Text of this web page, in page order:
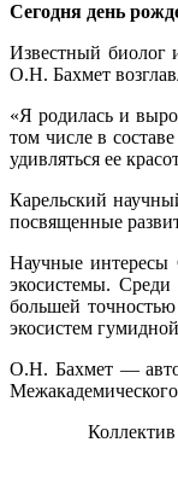
Сегодня день
Известный биолог
О.Н. Бахмет
«Я родилась и
том числе в
удивляться ее
Карельский
посвященные
Научные интересы
экосистемы.
большей
экосистем
О.Н. Бахмет ―